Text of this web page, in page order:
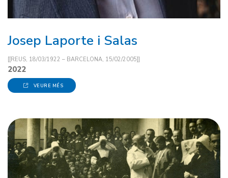
Josep Laporte i Salas
[[REUS, 18/03/1922 – BARCELONA, 15/02/2005]]
2022
VEURE MÉS